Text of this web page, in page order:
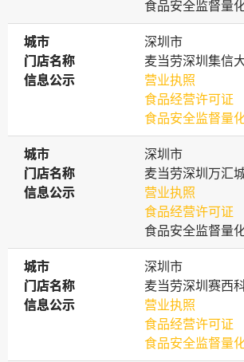
食品安全监督量
城市
城市
深圳市
门店名称
门店名称
麦当劳深圳集信
信息公示
信息公示
营业执照
食品经营许可证
食品安全监督量
城市
城市
深圳市
门店名称
门店名称
麦当劳深圳万汇
信息公示
信息公示
营业执照
食品经营许可证
食品安全监督量
城市
城市
深圳市
门店名称
门店名称
麦当劳深圳赛西
信息公示
信息公示
营业执照
食品经营许可证
食品安全监督量